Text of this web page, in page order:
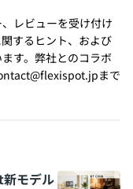
レビューを受け付け
するヒント、および
す。弊社とのコラボ
まで
新モデル